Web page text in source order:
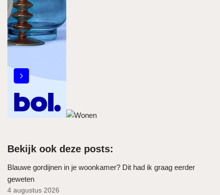
Bekijk ook deze posts:
Blauwe gordijnen in je woonkamer? Dit had ik graag eerder
geweten
4 augustus 2026